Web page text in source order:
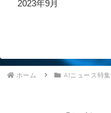
2023年9月
ホーム AIニュース特集